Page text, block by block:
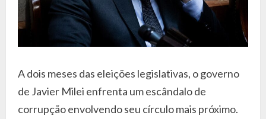
A dois meses das eleições legislativas, o governo
de Javier Milei enfrenta um escândalo de
corrupção envolvendo seu círculo mais próximo.